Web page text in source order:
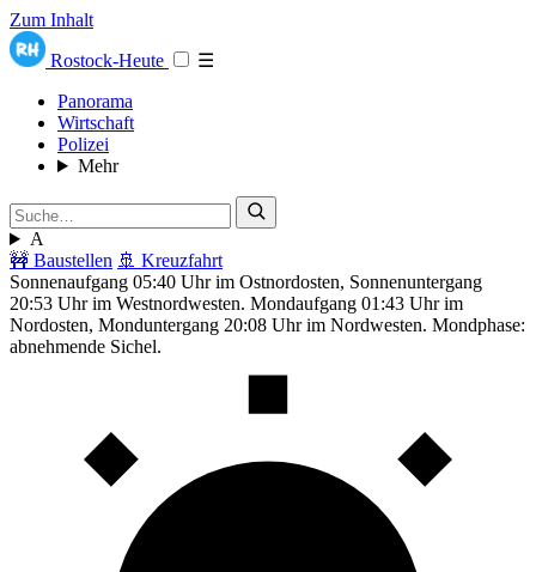
Zum Inhalt
Rostock-Heute
☰
Panorama
Wirtschaft
Polizei
Mehr
A
🚧 Baustellen 🚢 Kreuzfahrt
Sonnenaufgang 05:40 Uhr im Ostnordosten, Sonnenuntergang
20:53 Uhr im Westnordwesten. Mondaufgang 01:43 Uhr im
Nordosten, Monduntergang 20:08 Uhr im Nordwesten. Mondphase:
abnehmende Sichel.